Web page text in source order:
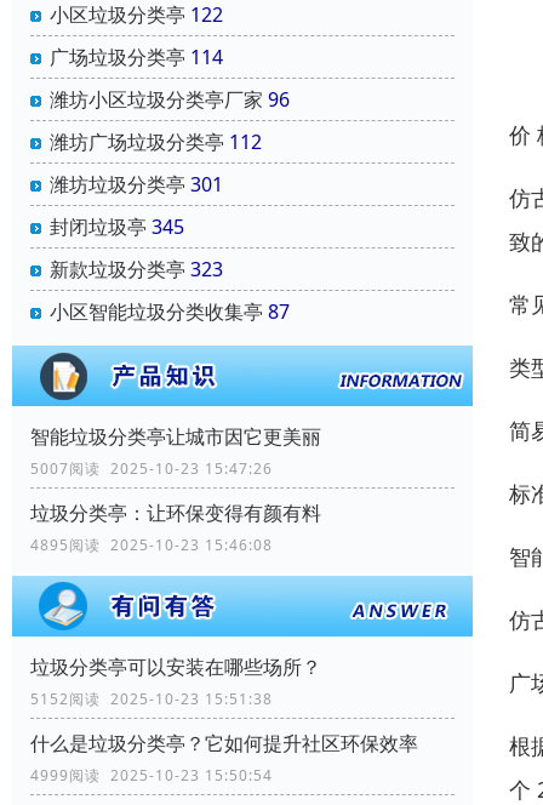
小区垃圾分类亭 122
广场垃圾分类亭 114
潍坊小区垃圾分类亭厂家 96
潍坊广场垃圾分类亭 112
潍坊垃圾分类亭 301
封闭垃圾亭 345
新款垃圾分类亭 323
小区智能垃圾分类收集亭 87
智能垃圾分类亭让城市因它更美丽
5007阅读 2025-10-23 15:47:26
垃圾分类亭：让环保变得有颜有料
4895阅读 2025-10-23 15:46:08
垃圾分类亭可以安装在哪些场所？
5152阅读 2025-10-23 15:51:38
什么是垃圾分类亭？它如何提升社区环保效率
4999阅读 2025-10-23 15:50:54
价
仿
致
常
类
简
标
智
仿
广
根
个